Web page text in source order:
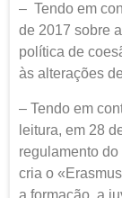
– Tendo em
de 2017 sobre
política de
às alterações
– Tendo em
leitura, em 28
regulamento
cria o
a formação, a